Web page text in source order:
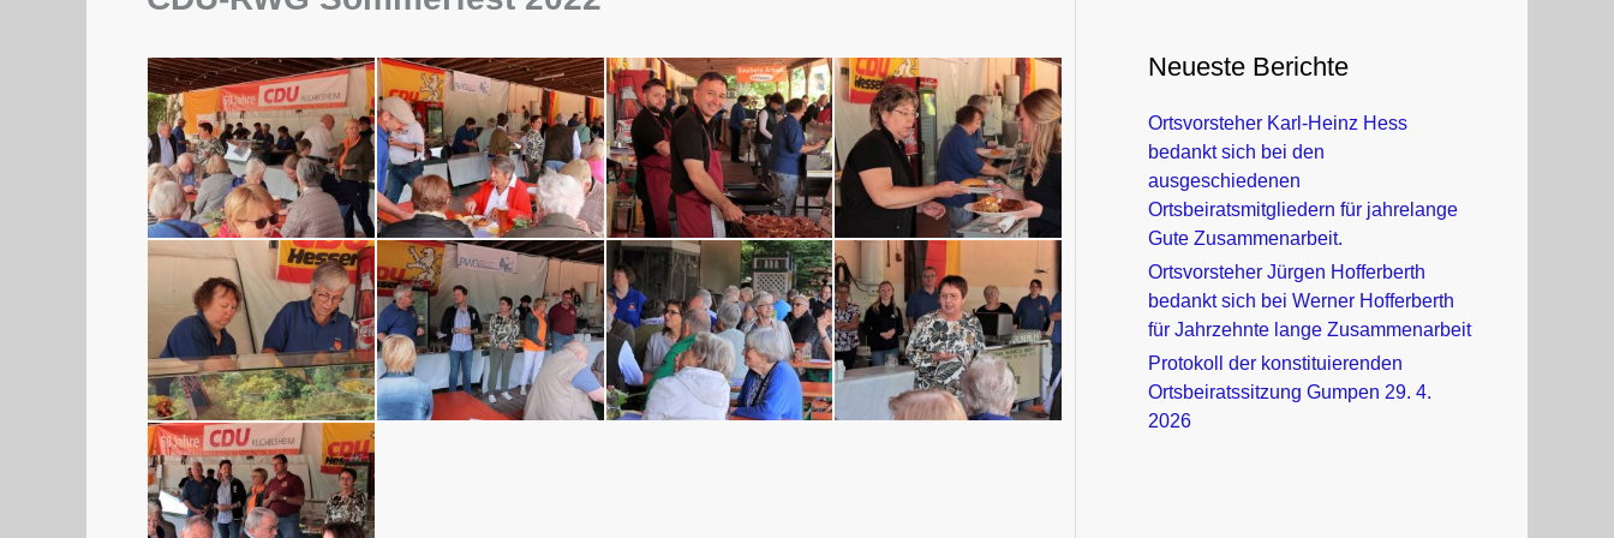
Neueste Berichte
Ortsvorsteher Karl-Heinz Hess
bedankt sich bei den
ausgeschiedenen
Ortsbeiratsmitgliedern für jahrelange
Gute Zusammenarbeit.
Ortsvorsteher Jürgen Hofferberth
bedankt sich bei Werner Hofferberth
für Jahrzehnte lange Zusammenarbeit
Protokoll der konstituierenden
Ortsbeiratssitzung Gumpen 29. 4.
2026